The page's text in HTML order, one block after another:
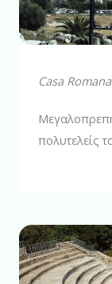
Casa Romana
πολυτελείς